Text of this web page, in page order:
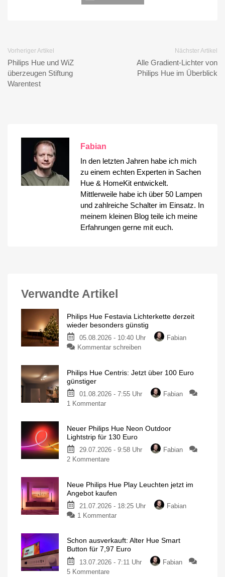
Vorheriger Artikel
Philips Hue und WiZ
überzeugen Stiftung
Warentest
Nächster Artikel
Alle Gradient-Lichter von
Philips Hue im Überblick
Fabian
In den letzten Jahren habe ich mich
zu einem echten Experten in Sachen
Hue & HomeKit entwickelt.
Mittlerweile habe ich über 50 Lampen
und zahlreiche Schalter im Einsatz. In
meinem kleinen Blog teile ich meine
Erfahrungen gerne mit euch.
Verwandte Artikel
Philips Hue Festavia Lichterkette derzeit
wieder besonders günstig
05.08.2026 - 10:40 Uhr
Fabian
Kommentar schreibenzu
Festavia
derzeit
LEDs
Philips Hue Centris: Jetzt über 100 Euro
günstiger
01.08.2026 - 7:55 Uhr
Fabian
1 Kommentarzu
Centris:
Jetzt
über
100
Individuelle
Deckenleuchte
mit
Lumen
Neuer Philips Hue Neon Outdoor
Lightstrip für 130 Euro
29.07.2026 - 9:58 Uhr
Fabian
2 Kommentarezu
Hue
Neon
Outdoor
Lightstrip
Euro
Ausgestattet
Gradient-
Neue Philips Hue Play Leuchten jetzt im
Angebot kaufen
21.07.2026 - 18:25 Uhr
Fabian
1 Kommentarzu
Hue
Play
Leuchten
Schon ausverkauft: Alter Hue Smart
Button für 7,97 Euro
13.07.2026 - 7:11 Uhr
Fabian
5 Kommentarezu